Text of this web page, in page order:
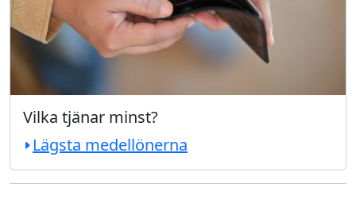
Vilka tjänar minst?
Lägsta medellönerna